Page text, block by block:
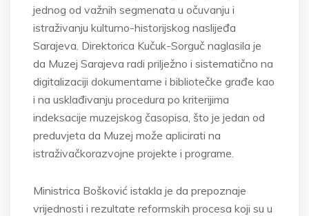
jednog od važnih segmenata u očuvanju i
istraživanju kulturno-historijskog naslijeđa
Sarajeva. Direktorica Kučuk-Sorguč naglasila je
da Muzej Sarajeva radi prilježno i sistematično na
digitalizaciji dokumentarne i bibliotečke građe kao
i na usklađivanju procedura po kriterijima
indeksacije muzejskog časopisa, što je jedan od
preduvjeta da Muzej može aplicirati na
istraživačkorazvojne projekte i programe.
Ministrica Bošković istakla je da prepoznaje
vrijednosti i rezultate reformskih procesa koji su u